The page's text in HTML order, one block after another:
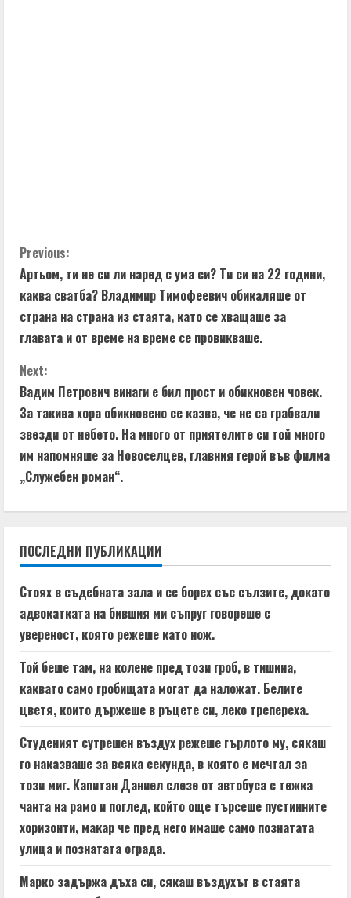
C
o
n
t
i
n
u
e
R
e
a
d
i
n
g
Previous:
Артьом, ти не си ли наред с ума си? Ти си на 22 години,
каква сватба? Владимир Тимофеевич обикаляше от
страна на страна из стаята, като се хващаше за
главата и от време на време се провикваше.
Next:
Вадим Петрович винаги е бил прост и обикновен човек.
За такива хора обикновено се казва, че не са грабвали
звезди от небето. На много от приятелите си той много
им напомняше за Новоселцев, главния герой във филма
„Служебен роман“.
ПОСЛЕДНИ ПУБЛИКАЦИИ
Стоях в съдебната зала и се борех със сълзите, докато
адвокатката на бившия ми съпруг говореше с
увереност, която режеше като нож.
Той беше там, на колене пред този гроб, в тишина,
каквато само гробищата могат да наложат. Белите
цветя, които държеше в ръцете си, леко трепереха.
Студеният сутрешен въздух режеше гърлото му, сякаш
го наказваше за всяка секунда, в която е мечтал за
този миг. Капитан Даниел слезе от автобуса с тежка
чанта на рамо и поглед, който още търсеше пустинните
хоризонти, макар че пред него имаше само познатата
улица и познатата ограда.
Марко задържа дъха си, сякаш въздухът в стаята